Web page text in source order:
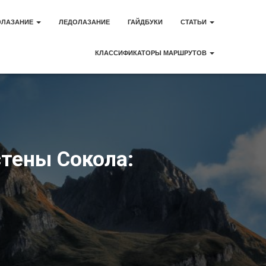
ЛЕДОЛАЗАНИЕ ГАЙДБУКИ СТАТЬИ
КЛАССИФИКАТОРЫ МАРШРУТОВ
Сокола: